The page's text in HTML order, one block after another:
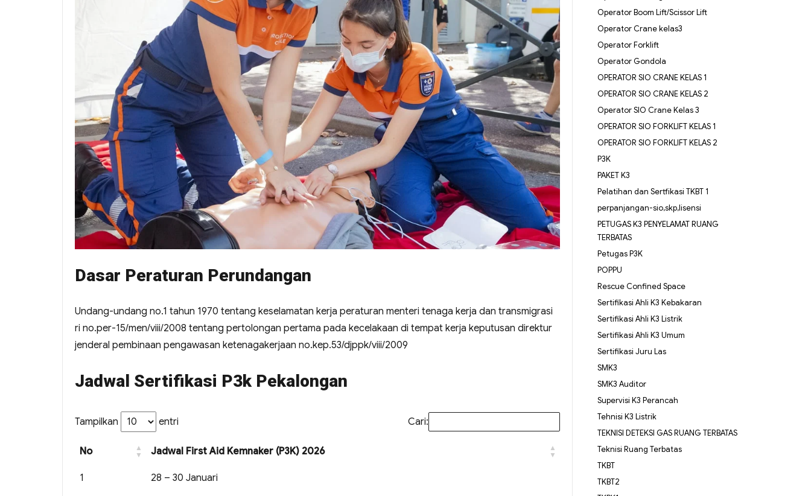
Dasar Peraturan Perundangan
Undang-undang no.1 tahun 1970 tentang keselamatan kerja peraturan menteri tenaga kerja dan transmigrasi
ri no.per-15/men/viii/2008 tentang pertolongan pertama pada kecelakaan di tempat kerja keputusan direktur
jenderal pembinaan pengawasan ketenagakerjaan no.kep.53/djppk/viii/2009
Jadwal Sertifikasi P3k Pekalongan
Tampilkan entri Cari:
No Jadwal First Aid Kemnaker (P3K) 2026
1 28 – 30 Januari
Operator Boom Lift/Scissor Lift
Operator Crane kelas3
Operator Forklift
Operator Gondola
OPERATOR SIO CRANE KELAS 1
OPERATOR SIO CRANE KELAS 2
Operator SIO Crane Kelas 3
OPERATOR SIO FORKLIFT KELAS 1
OPERATOR SIO FORKLIFT KELAS 2
P3K
PAKET K3
Pelatihan dan Sertfikasi TKBT 1
perpanjangan-sio,skp,lisensi
PETUGAS K3 PENYELAMAT RUANG
TERBATAS
Petugas P3K
POPPU
Rescue Confined Space
Sertifikasi Ahli K3 Kebakaran
Sertifikasi Ahli K3 Listrik
Sertifikasi Ahli K3 Umum
Sertifikasi Juru Las
SMK3
SMK3 Auditor
Supervisi K3 Perancah
Tehnisi K3 Listrik
TEKNISI DETEKSI GAS RUANG TERBATAS
Teknisi Ruang Terbatas
TKBT
TKBT2